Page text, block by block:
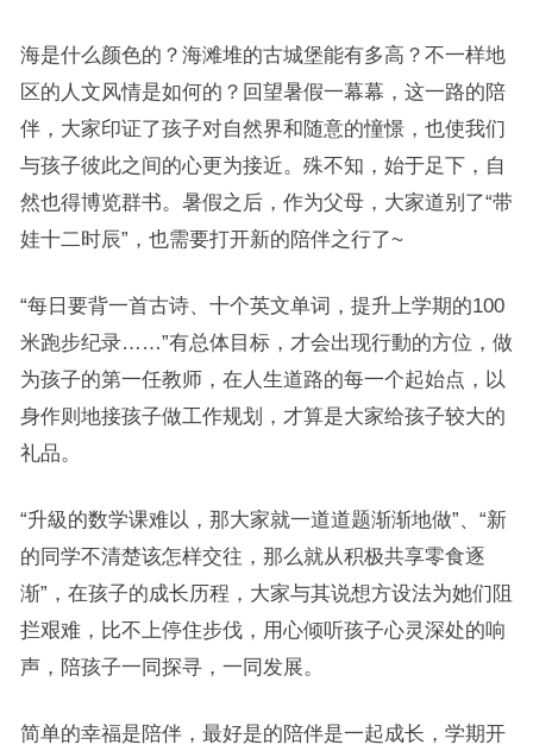
海是什么颜色的？海滩堆的古城堡能有多高？不一样地
区的人文风情是如何的？回望暑假一幕幕，这一路的陪
伴，大家印证了孩子对自然界和随意的憧憬，也使我们
与孩子彼此之间的心更为接近。殊不知，始于足下，自
然也得博览群书。暑假之后，作为父母，大家道别了“带
娃十二时辰”，也需要打开新的陪伴之行了~
“每日要背一首古诗、十个英文单词，提升上学期的100
米跑步纪录……”有总体目标，才会出现行動的方位，做
为孩子的第一任教师，在人生道路的每一个起始点，以
身作则地接孩子做工作规划，才算是大家给孩子较大的
礼品。
“升級的数学课难以，那大家就一道道题渐渐地做”、“新
的同学不清楚该怎样交往，那么就从积极共享零食逐
渐”，在孩子的成长历程，大家与其说想方设法为她们阻
拦艰难，比不上停住步伐，用心倾听孩子心灵深处的响
声，陪孩子一同探寻，一同发展。
简单的幸福是陪伴，最好是的陪伴是一起成长，学期开